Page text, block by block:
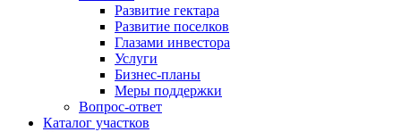
Развитие гектара
Развитие поселков
Глазами инвестора
Услуги
Бизнес-планы
Меры поддержки
Вопрос-ответ
Каталог участков